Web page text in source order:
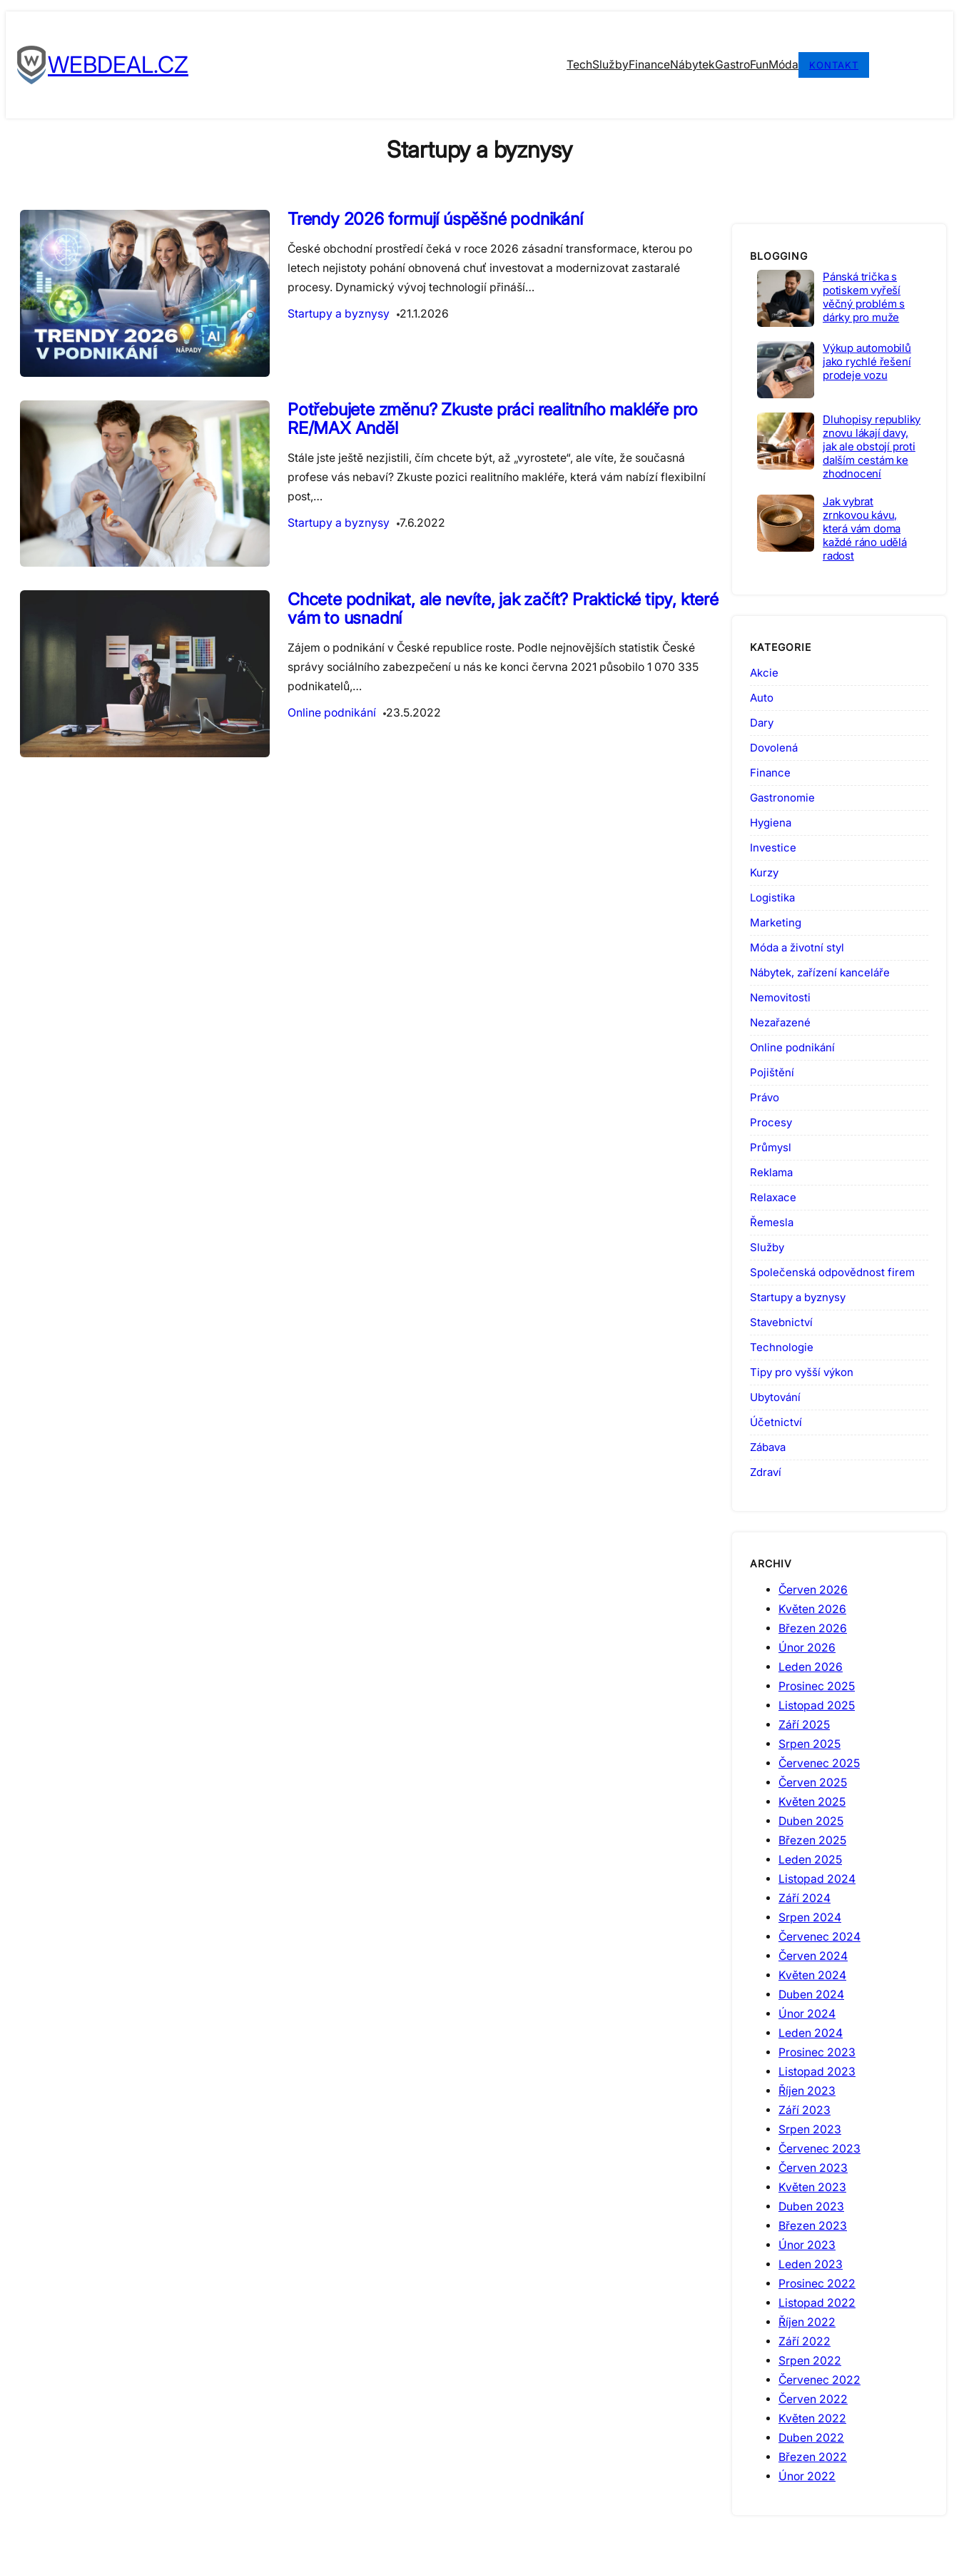
contentWEBDEAL.CZ TechSlužbyFinanceNábytekGastroFunMóda KONTAKT
Startupy a byznysy
Trendy 2026 formují úspěšné podnikání
České obchodní prostředí čeká v roce 2026 zásadní transformace, kterou po
letech nejistoty pohání obnovená chuť investovat a modernizovat zastaralé
procesy. Dynamický vývoj technologií přináší…
Startupy a byznysy
21.1.2026
Potřebujete změnu? Zkuste práci realitního makléře pro
RE/MAX Anděl
Stále jste ještě nezjistili, čím chcete být, až „vyrostete“, ale víte, že současná
profese vás nebaví? Zkuste pozici realitního makléře, která vám nabízí flexibilní
post,…
Startupy a byznysy
7.6.2022
Chcete podnikat, ale nevíte, jak začít? Praktické tipy, které
vám to usnadní
Zájem o podnikání v České republice roste. Podle nejnovějších statistik České
správy sociálního zabezpečení u nás ke konci června 2021 působilo 1 070 335
podnikatelů,…
Online podnikání
23.5.2022
BLOGGING
Pánská trička s
potiskem vyřeší
věčný problém s
dárky pro muže
Výkup automobilů
jako rychlé řešení
prodeje vozu
Dluhopisy republiky
znovu lákají davy,
jak ale obstojí proti
dalším cestám ke
zhodnocení
Jak vybrat
zrnkovou kávu,
která vám doma
každé ráno udělá
radost
KATEGORIE
Akcie
Auto
Dary
Dovolená
Finance
Gastronomie
Hygiena
Investice
Kurzy
Logistika
Marketing
Móda a životní styl
Nábytek, zařízení kanceláře
Nemovitosti
Nezařazené
Online podnikání
Pojištění
Právo
Procesy
Průmysl
Reklama
Relaxace
Řemesla
Služby
Společenská odpovědnost firem
Startupy a byznysy
Stavebnictví
Technologie
Tipy pro vyšší výkon
Ubytování
Účetnictví
Zábava
Zdraví
ARCHIV
Červen 2026
Květen 2026
Březen 2026
Únor 2026
Leden 2026
Prosinec 2025
Listopad 2025
Září 2025
Srpen 2025
Červenec 2025
Červen 2025
Květen 2025
Duben 2025
Březen 2025
Leden 2025
Listopad 2024
Září 2024
Srpen 2024
Červenec 2024
Červen 2024
Květen 2024
Duben 2024
Únor 2024
Leden 2024
Prosinec 2023
Listopad 2023
Říjen 2023
Září 2023
Srpen 2023
Červenec 2023
Červen 2023
Květen 2023
Duben 2023
Březen 2023
Únor 2023
Leden 2023
Prosinec 2022
Listopad 2022
Říjen 2022
Září 2022
Srpen 2022
Červenec 2022
Červen 2022
Květen 2022
Duben 2022
Březen 2022
Únor 2022